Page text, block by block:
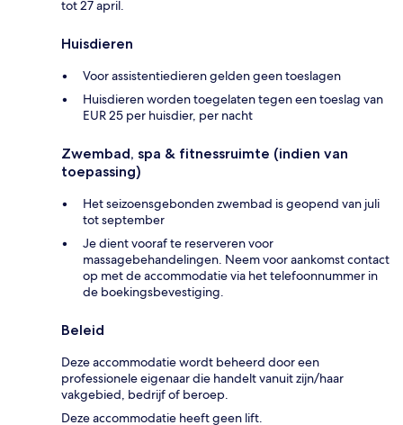
tot 27 april.
Huisdieren
Voor assistentiedieren gelden geen toeslagen
Huisdieren worden toegelaten tegen een toeslag van
EUR 25 per huisdier, per nacht
Zwembad, spa & fitnessruimte (indien van
toepassing)
Het seizoensgebonden zwembad is geopend van juli
tot september
Je dient vooraf te reserveren voor
massagebehandelingen. Neem voor aankomst contact
op met de accommodatie via het telefoonnummer in
de boekingsbevestiging.
Beleid
Deze accommodatie wordt beheerd door een
professionele eigenaar die handelt vanuit zijn/haar
vakgebied, bedrijf of beroep.
Deze accommodatie heeft geen lift.